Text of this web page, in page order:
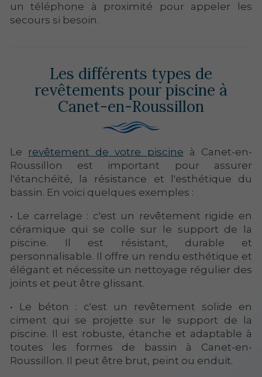
un téléphone à proximité pour appeler les
secours si besoin.
Les différents types de
revêtements pour piscine à
Canet-en-Roussillon
Le revêtement de votre piscine à Canet-en-
Roussillon est important pour assurer
l'étanchéité, la résistance et l'esthétique du
bassin. En voici quelques exemples :
• Le carrelage : c'est un revêtement rigide en
céramique qui se colle sur le support de la
piscine. Il est résistant, durable et
personnalisable. Il offre un rendu esthétique et
élégant et nécessite un nettoyage régulier des
joints et peut être glissant.
• Le béton : c'est un revêtement solide en
ciment qui se projette sur le support de la
piscine. Il est robuste, étanche et adaptable à
toutes les formes de bassin à Canet-en-
Roussillon. Il peut être brut, peint ou enduit.